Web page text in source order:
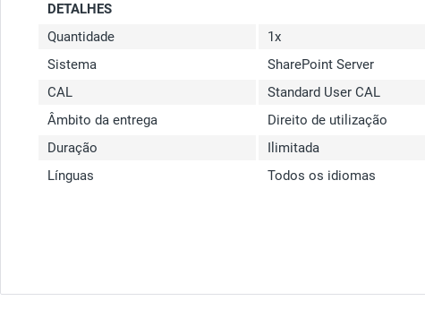
DETALHES
Quantidade
1x
Sistema
SharePoint Server
CAL
Standard User CAL
Âmbito da entrega
Direito de utilização
Duração
Ilimitada
Línguas
Todos os idiomas